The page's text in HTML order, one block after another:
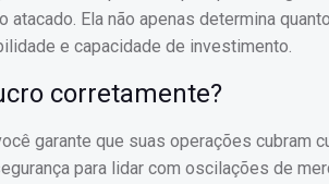
Ela não apenas determina
e capacidade de investimento.
corretamente?
garante que suas operações cubram
para lidar com oscilações de